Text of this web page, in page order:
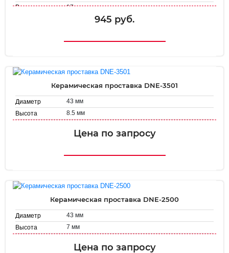
Высота
17 мм
945 руб.
Керамическая проставка DNE-3501
Диаметр
43 мм
Высота
8.5 мм
Цена по запросу
Керамическая проставка DNE-2500
Диаметр
43 мм
Высота
7 мм
Цена по запросу